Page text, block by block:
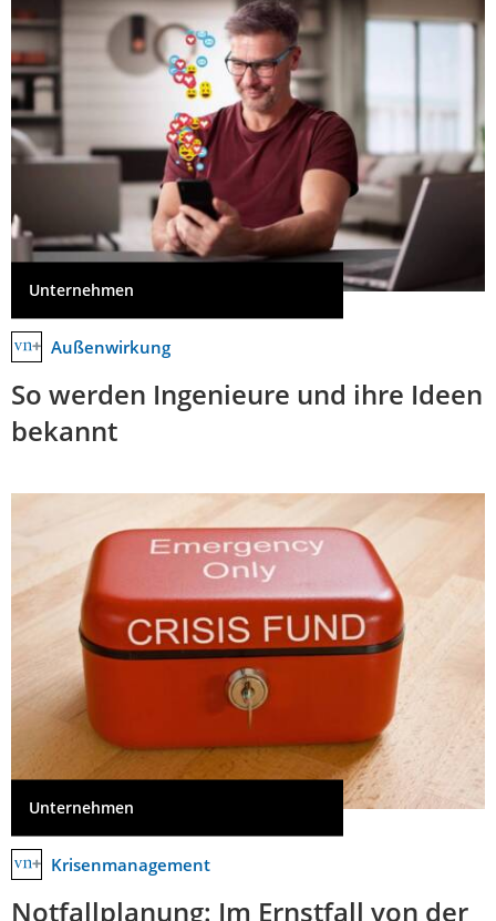
Unternehmen
Außenwirkung
So werden Ingenieure und ihre Ideen
bekannt
Unternehmen
Krisenmanagement
Notfallplanung: Im Ernstfall von der